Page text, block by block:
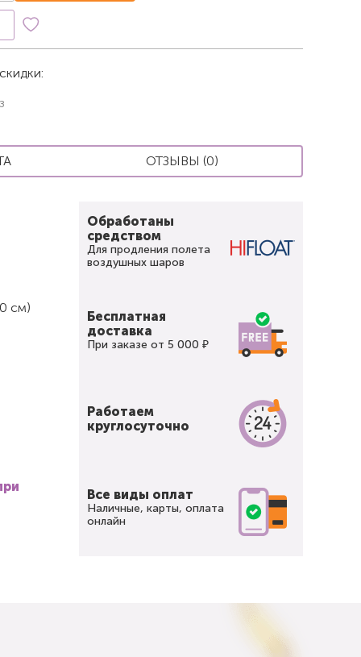
ОТЗЫВЫ (0)
см)
Обработаны
средством
Для продления полета
воздушных шаров
Бесплатная
доставка
При заказе от 5 000 ₽
Работаем
круглосуточно
Все виды оплат
Наличные, карты, оплата
онлайн